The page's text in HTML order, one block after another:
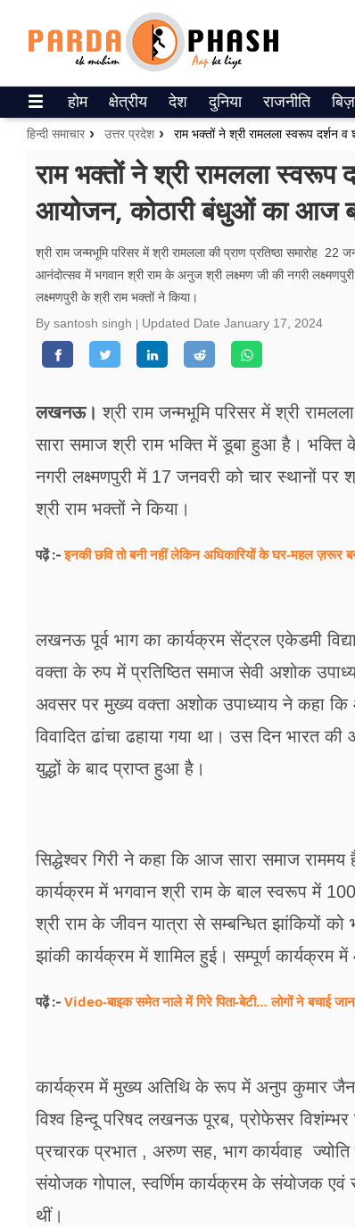
ePaper
उत्तर प्रदेश
गैलरी
वीडियो
रिलेशनशिप
जीवन मंत्रा
फूड
सेहत
होम क्षेत्रीय देश दुनिया राजनीति
हिन्दी समाचार उत्तर प्रदेश
राम भक्तों ने श्री रामलला स्वरूप
आयोजन, कोठारी बंधुओं का आज
श्री राम जन्मभूमि परिसर में श्री रामलला की प्राण प्रतिष्ठा समारोह
आनंदोत्सव में भगवान श्री राम के अनुज श्री लक्ष्मण जी की नगरी
लक्ष्मणपुरी के श्री राम भक्तों ने किया।
By santosh singh
Updated Date January 17, 2024
लखनऊ। श्री राम जन्मभूमि परिसर में श्री
सारा समाज श्री राम भक्ति में डूबा हुआ है।
नगरी लक्ष्मणपुरी में 17 जनवरी को चार स्थानों
श्री राम भक्तों ने किया।
पढ़ें :-इनकी छवि तो बनी नहीं लेकिन अधिकारियों के घर-महल ज़रूर
लखनऊ पूर्व भाग का कार्यक्रम सेंट्रल एकेडमी
वक्ता के रुप में प्रतिष्ठित समाज सेवी अशोक
अवसर पर मुख्य वक्ता अशोक उपाध्याय ने कहा
विवादित ढांचा ढहाया गया था। उस दिन भारत
युद्धों के बाद प्राप्त हुआ है।
सिद्धेश्वर गिरी ने कहा कि आज सारा समाज
कार्यक्रम में भगवान श्री राम के बाल स्वरूप में
श्री राम के जीवन यात्रा से सम्बन्धित झांकियों को
झांकी कार्यक्रम में शामिल हुई। सम्पूर्ण कार्यक्रम
पढ़ें :- Video-बाइक समेत नाले में गिरे पिता-बेटी… लोगों ने बचाई
कार्यक्रम में मुख्य अतिथि के रूप में अनुप कुमार जैन
विश्व हिन्दू परिषद लखनऊ पूरब, प्रोफेसर विशंम्भर
प्रचारक प्रभात , अरुण सह, भाग कार्यवाह
संयोजक गोपाल, स्वर्णिम कार्यक्रम के संयोजक एवं
थीं।